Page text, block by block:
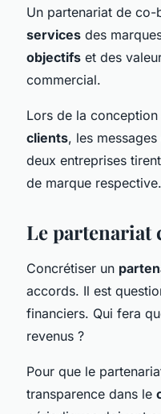
Un partenariat de co-
services des
objectifs et des
commercial.
Lors de la
clients, les
deux entreprises
de marque respective.
Le partenariat
Concrétiser un
accords. Il est
financiers. Qui fera
revenus ?
Pour que le
transparence dans le